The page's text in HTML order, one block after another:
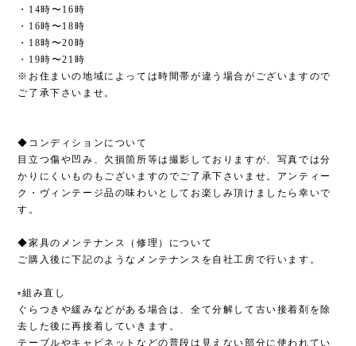
・14時〜16時
・16時〜18時
・18時〜20時
・19時〜21時
※お住まいの地域によっては時間帯が違う場合がございますので
ご了承下さいませ。
◆コンディションについて
目立つ傷や凹み、欠損箇所等は撮影しておりますが、写真では分
かりにくいものもございますのでご了承下さいませ。アンティー
ク・ヴィンテージ品の味わいとしてお楽しみ頂けましたら幸いで
す。
◆家具のメンテナンス（修理）について
ご購入後に下記のようなメンテナンスを自社工房で行います。
▫︎組み直し
ぐらつきや緩みなどがある場合は、全て分解して古い接着剤を除
去した後に再接着していきます。
テーブルやキャビネットなどの普段は見えない部分に使われてい